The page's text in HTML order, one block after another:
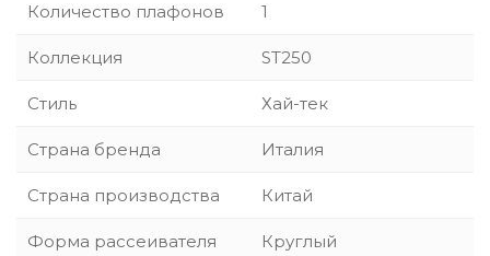
Количество плафонов 1
Коллекция ST250
Стиль Хай-тек
Страна бренда Италия
Страна производства Китай
Форма рассеивателя Круглый